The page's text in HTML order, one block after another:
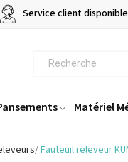
Service client
Matériel
Fauteuil releveur